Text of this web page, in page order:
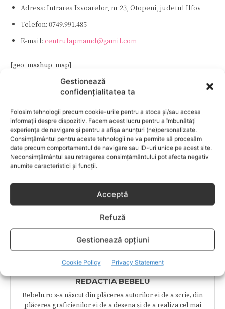
Gestionează
confidențialitatea ta
Folosim tehnologii precum cookie-urile pentru a stoca și/sau accesa
informații despre dispozitiv. Facem acest lucru pentru a îmbunătăți
experiența de navigare și pentru a afișa anunțuri (ne)personalizate.
Consimțământul pentru aceste tehnologii ne va permite să procesăm
date precum comportamentul de navigare sau ID-uri unice pe acest site.
Neconsimțământul sau retragerea consimțământului pot afecta negativ
anumite caracteristici și funcții.
Acceptă
Refuză
Gestionează opțiuni
Cookie Policy Privacy Statement
Adresa: Intrarea Izvoarelor, nr 23, Otopeni, judetul Ilfov
Telefon: 0749.991.485
E-mail: centrulapmamd@gamil.com
[geo_mashup_map]
CENTRUL EDUCATIONAL APMAMD
GRADINITA
ARTICOLUL PRECEDENT
Cresa Childrens Planet
ARTICOLUL URMĂTOR
Gradinita Pitiricky
REDACTIA BEBELU
Bebelu.ro s-a născut din plăcerea autorilor ei de a scrie, din
plăcerea graficienilor ei de a desena şi de a realiza cel mai